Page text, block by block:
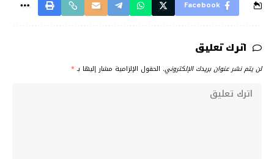
Facebook
اترك تعليق
لن يتم نشر عنوان بريدك الإلكتروني. الحقول الإلزامية مشار إليها بـ *